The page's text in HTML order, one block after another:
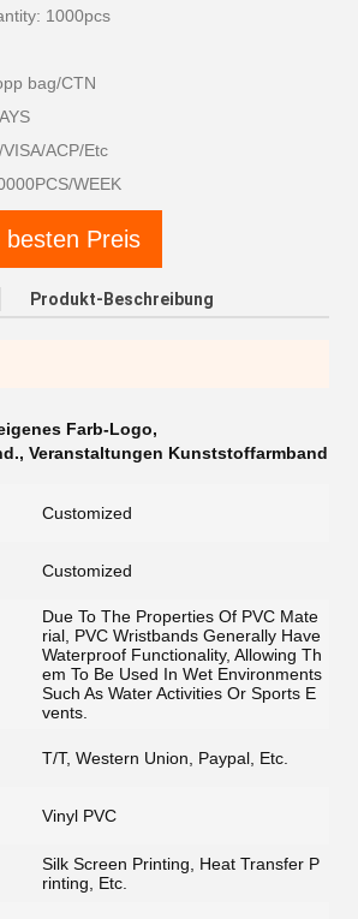
1000pcs
bag/CTN
ACP/Etc
WEEK
besten Preis
Produkt-Beschreibung
Farb-Logo,
, Veranstaltungen Kunststoffarmband
Customized
Customized
Due To The Properties Of PVC Mate
rial, PVC Wristbands Generally Have
Waterproof Functionality, Allowing Th
em To Be Used In Wet Environments
Such As Water Activities Or Sports E
vents.
T/T, Western Union, Paypal, Etc.
Vinyl PVC
Silk Screen Printing, Heat Transfer P
rinting, Etc.